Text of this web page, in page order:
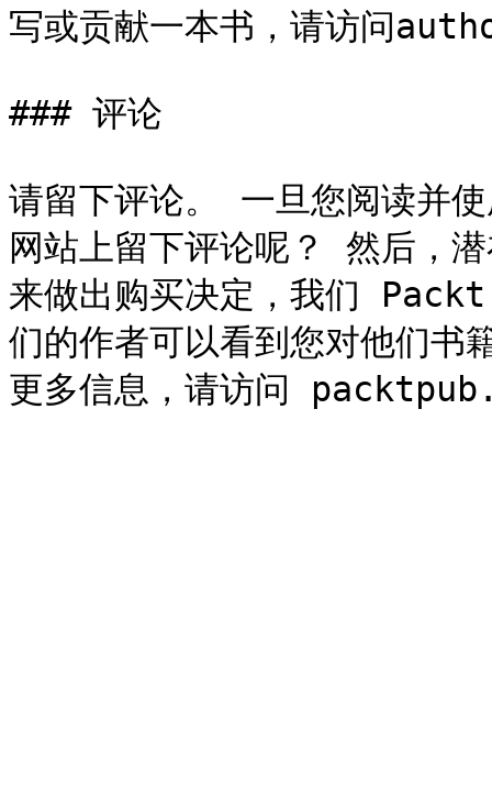
写或贡献一本书，请访问
### 评论
请留下评论。 一旦您阅读并
网站上留下评论呢？ 然后，
来做出购买决定，我们
们的作者可以看到您对他们